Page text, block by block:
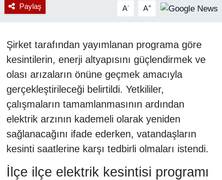
Paylaş A- A+
Şirket tarafından yayımlanan programa göre
kesintilerin, enerji altyapısını güçlendirmek ve
olası arızaların önüne geçmek amacıyla
gerçekleştirileceği belirtildi. Yetkililer,
çalışmaların tamamlanmasının ardından
elektrik arzının kademeli olarak yeniden
sağlanacağını ifade ederken, vatandaşların
kesinti saatlerine karşı tedbirli olmaları istendi.
İlçe ilçe elektrik kesintisi programı